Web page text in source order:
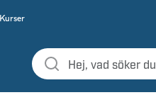
Kurser